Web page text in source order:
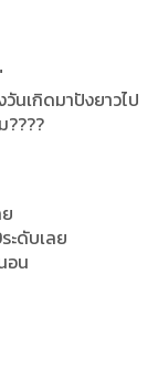
นเกิดมาปังยาวไป
ะดับเลย
อน